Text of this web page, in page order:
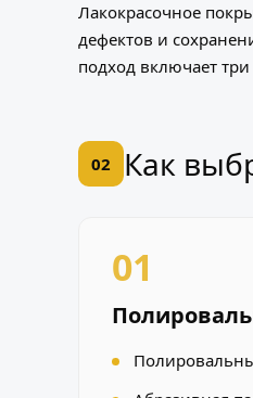
Лакокрасочное
дефектов и
подход включает
02 Как
01